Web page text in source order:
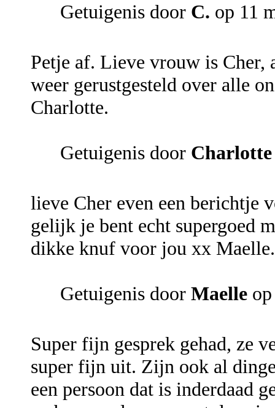
Getuigenis door C. op 11
Petje af. Lieve vrouw is Cher,
weer gerustgesteld over alle
Charlotte.
Getuigenis door Charlotte
lieve Cher even een berichtje
gelijk je bent echt supergoed
dikke knuf voor jou xx Maelle.
Getuigenis door Maelle
Super fijn gesprek gehad, ze
super fijn uit. Zijn ook al
een persoon dat is inderdaad